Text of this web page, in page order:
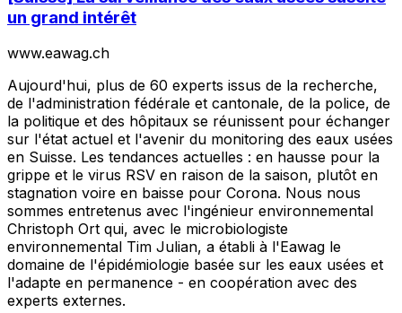
un grand intérêt
www.eawag.ch
Aujourd'hui, plus de 60 experts issus de la recherche,
de l'administration fédérale et cantonale, de la police, de
la politique et des hôpitaux se réunissent pour échanger
sur l'état actuel et l'avenir du monitoring des eaux usées
en Suisse. Les tendances actuelles : en hausse pour la
grippe et le virus RSV en raison de la saison, plutôt en
stagnation voire en baisse pour Corona. Nous nous
sommes entretenus avec l'ingénieur environnemental
Christoph Ort qui, avec le microbiologiste
environnemental Tim Julian, a établi à l'Eawag le
domaine de l'épidémiologie basée sur les eaux usées et
l'adapte en permanence - en coopération avec des
experts externes.